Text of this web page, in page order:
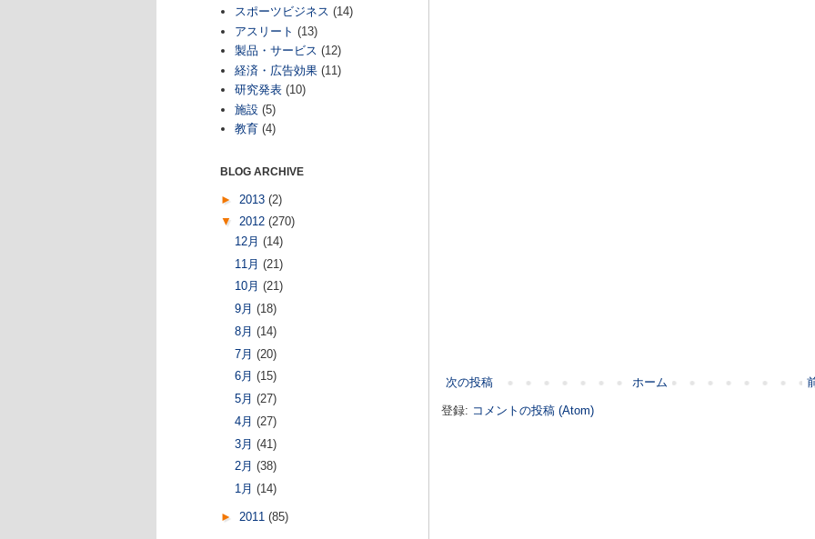
次の投稿 ホーム
登録: コメントの投稿 (Atom)
スポーツビジネス (14)
アスリート (13)
製品・サービス (12)
経済・広告効果 (11)
研究発表 (10)
施設 (5)
教育 (4)
BLOG ARCHIVE
► 2013 (2)
▼ 2012 (270)
12月 (14)
11月 (21)
10月 (21)
9月 (18)
8月 (14)
7月 (20)
6月 (15)
5月 (27)
4月 (27)
3月 (41)
2月 (38)
1月 (14)
► 2011 (85)